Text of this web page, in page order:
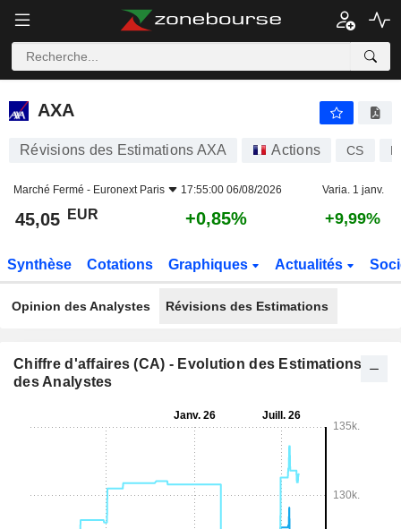
AXA
AXA
Révisions des Estimations AXA Actions CS
Marché Fermé - Euronext Paris 17:55:00 06/08/2026 Varia. 1 janv.
45,05 EUR +0,85% +9,99%
Synthèse Cotations Graphiques Actualités
Opinion des Analystes Révisions des Estimations
Chiffre d'affaires (CA) - Evolution des Estimations
des Analystes